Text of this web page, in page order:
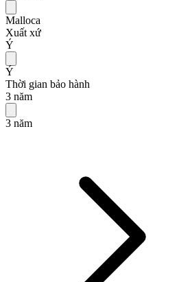
Malloca
Xuất xứ
Ý
Ý
Thời gian bảo hành
3 năm
3 năm